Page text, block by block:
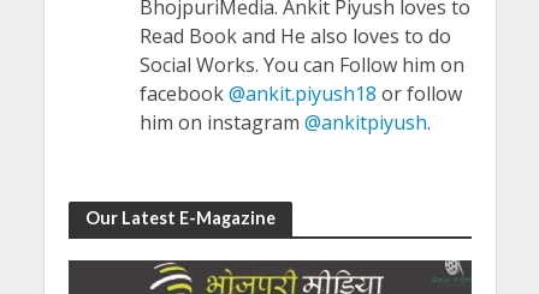
BhojpuriMedia. Ankit Piyush loves to
Read Book and He also loves to do
Social Works. You can Follow him on
facebook@ankit.piyush18 or follow
him on instagram @ankitpiyush.
Our Latest E-Magazine